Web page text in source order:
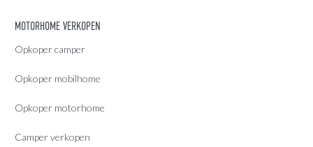
MOTORHOME VERKOPEN
Opkoper camper
Opkoper mobilhome
Opkoper motorhome
Camper verkopen